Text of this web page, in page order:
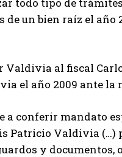
un bien raíz el
Valdivia al fiscal
el año 2009 ante la
a conferir mandato
Patricio Valdivia (…)
y documentos,